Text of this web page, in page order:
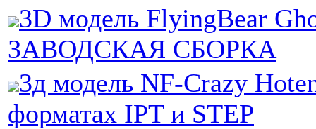
3D модель FlyingBear
ЗАВОДСКАЯ СБОРКА
3д модель NF-Crazy
форматах IPT и STEP